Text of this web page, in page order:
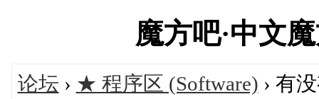
魔方吧·中文
论坛 › ★ 程序区 (Software) › 有